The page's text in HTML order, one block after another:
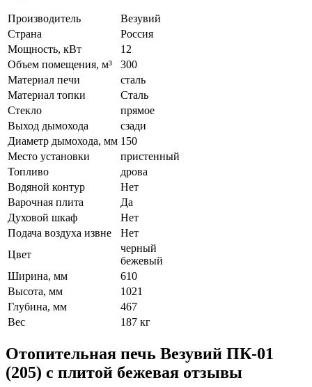
Производитель
Везувий
Страна
Россия
Мощность, кВт
12
Объем помещения, м³
300
Материал печи
сталь
Материал топки
Сталь
Стекло
прямое
Выход дымохода
сзади
Диаметр дымохода, мм 150
Место установки
пристенный
Топливо
дрова
Водяной контур
Нет
Варочная плита
Да
Духовой шкаф
Нет
Подача воздуха извне
Нет
Цвет
черный
бежевый
Ширина, мм
610
Высота, мм
1021
Глубина, мм
467
Вес
187 кг
Отопительная печь Везувий ПК-01
(205) с плитой бежевая отзывы